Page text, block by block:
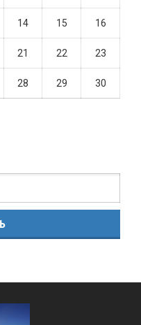
14 15 16
21 22 23
28 29 30